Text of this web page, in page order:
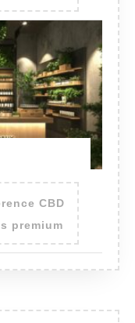
CBD
premium